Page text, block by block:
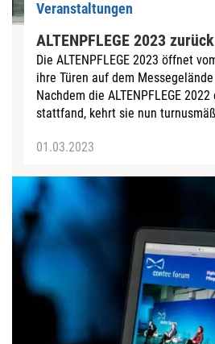
Veranstaltungen
ALTENPFLEGE 2023
Die ALTENPFLEGE 2023 öffnet
ihre Türen auf dem
Nachdem die ALTENPFLEGE
stattfand, kehrt sie nun
01.03.2023